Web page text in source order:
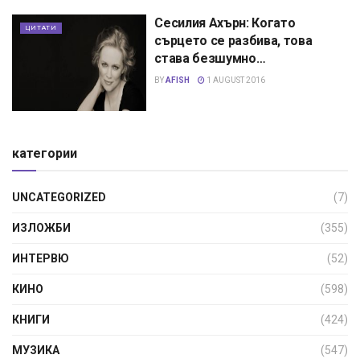
ЦИТАТИ
Сесилия Ахърн: Когато
сърцето се разбива, това
става безшумно…
BYAFISH 1 AUGUST 2016
категории
UNCATEGORIZED (7)
ИЗЛОЖБИ (355)
ИНТЕРВЮ (52)
КИНО (598)
КНИГИ (424)
МУЗИКА (547)